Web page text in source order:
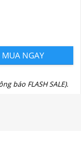
MUA NGAY
báo FLASH SALE).